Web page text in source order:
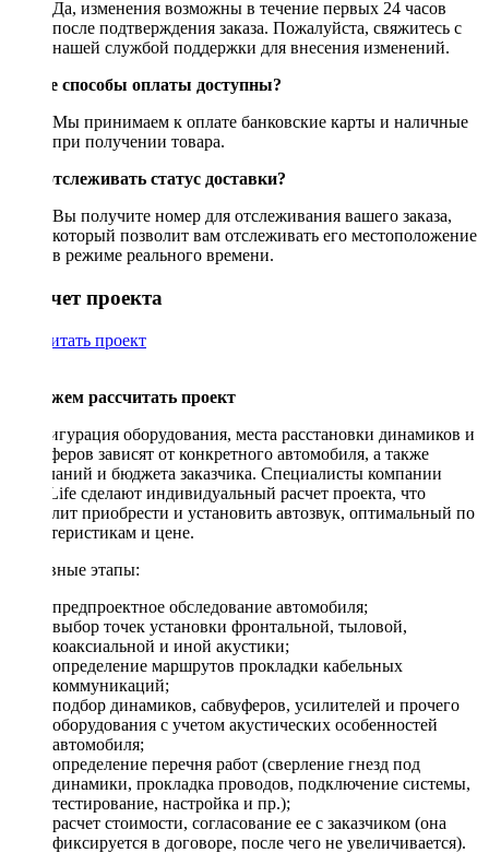
Да, изменения возможны в течение первых 24 часов
после подтверждения заказа. Пожалуйста, свяжитесь с
нашей службой поддержки для внесения изменений.
Какие способы оплаты доступны?
Мы принимаем к оплате банковские карты и наличные
при получении товара.
Как отслеживать статус доставки?
Вы получите номер для отслеживания вашего заказа,
который позволит вам отслеживать его местоположение
в режиме реального времени.
Рассчет проекта
Рассчитать проект
Поможем рассчитать проект
Конфигурация оборудования, места расстановки динамиков и
сабвуферов зависят от конкретного автомобиля, а также
пожеланий и бюджета заказчика. Специалисты компании
DriveLife сделают индивидуальный расчет проекта, что
позволит приобрести и установить автозвук, оптимальный по
характеристикам и цене.
Основные этапы:
предпроектное обследование автомобиля;
выбор точек установки фронтальной, тыловой,
коаксиальной и иной акустики;
определение маршрутов прокладки кабельных
коммуникаций;
подбор динамиков, сабвуферов, усилителей и прочего
оборудования с учетом акустических особенностей
автомобиля;
определение перечня работ (сверление гнезд под
динамики, прокладка проводов, подключение системы,
тестирование, настройка и пр.);
расчет стоимости, согласование ее с заказчиком (она
фиксируется в договоре, после чего не увеличивается).